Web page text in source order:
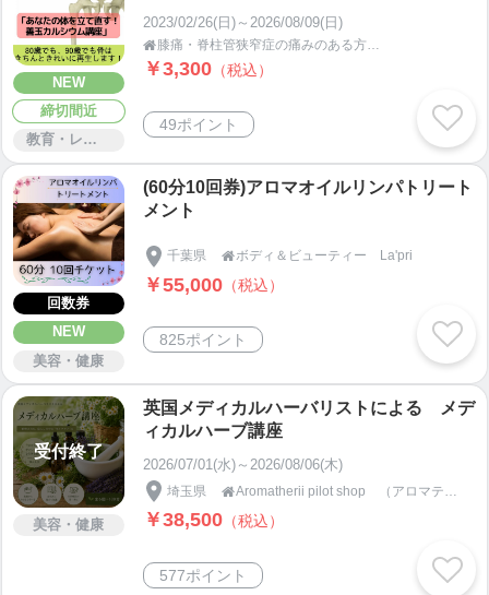
NEW
締切間近
教育・レッスン・講習
2023/02/26(日)～2026/08/09(日)

￥3,300 （税込）
49ポイント
回数券
NEW
美容・健康
(60分10回券)アロマオイルリンパトリート
メント
千葉県 ボディ＆ビューティー La'pri
￥55,000 （税込）
825ポイント
受付終了
美容・健康
英国メディカルハーバリストによる メデ
ィカルハーブ講座
2026/07/01(水)～2026/08/06(木)
埼玉県 
￥38,500 （税込）
577ポイント